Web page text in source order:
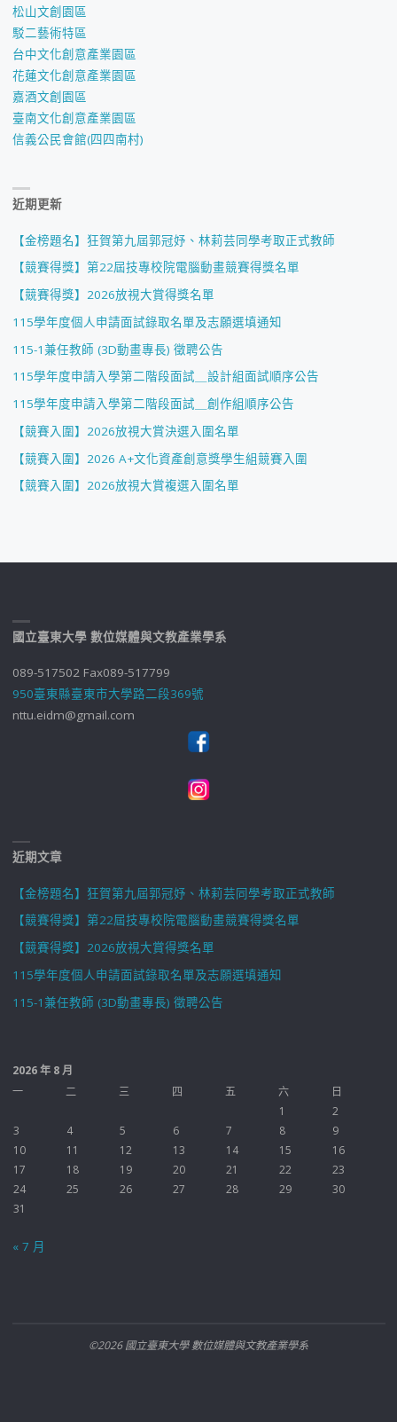
松山文創園區
駁二藝術特區
台中文化創意產業園區
花蓮文化創意產業園區
嘉酒文創園區
臺南文化創意產業園區
信義公民會館(四四南村)
近期更新
【金榜題名】狂賀第九屆郭冠妤、林莉芸同學考取正式教師
【競賽得獎】第22屆技專校院電腦動畫競賽得獎名單
【競賽得獎】2026放視大賞得獎名單
115學年度個人申請面試錄取名單及志願選填通知
115-1兼任教師 (3D動畫專長) 徵聘公告
115學年度申請入學第二階段面試＿設計組面試順序公告
115學年度申請入學第二階段面試＿創作組順序公告
【競賽入圍】2026放視大賞決選入圍名單
【競賽入圍】2026 A+文化資產創意獎學生組競賽入圍
【競賽入圍】2026放視大賞複選入圍名單
國立臺東大學 數位媒體與文教產業學系
089-517502 Fax089-517799
950臺東縣臺東市大學路二段369號
nttu.eidm@gmail.com
近期文章
【金榜題名】狂賀第九屆郭冠妤、林莉芸同學考取正式教師
【競賽得獎】第22屆技專校院電腦動畫競賽得獎名單
【競賽得獎】2026放視大賞得獎名單
115學年度個人申請面試錄取名單及志願選填通知
115-1兼任教師 (3D動畫專長) 徵聘公告
2026 年 8 月
一
二 三 四 五 六
日
1
2
3
4 5 6 7 8
9
10
11 12 13 14 15
16
17
18 19 20 21 22
23
24
25 26 27 28 29
30
31
« 7 月
©2026 國立臺東大學 數位媒體與文教產業學系